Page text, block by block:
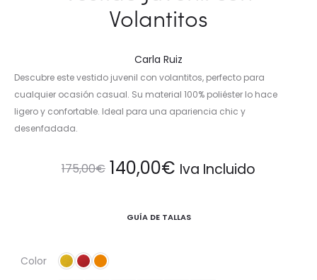
Volantitos
Carla Ruiz
Descubre este vestido juvenil con volantitos, perfecto para
cualquier ocasión casual. Su material 100% poliéster lo hace
ligero y confortable. Ideal para una apariencia chic y
desenfadada.
175,00€ El
140,00€ El
Iva Incluido
GUÍA DE TALLAS
Color